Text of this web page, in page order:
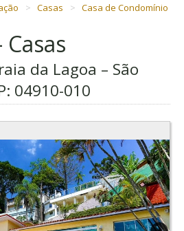
Casas Casa de Condomínio
Casas
da Lagoa – São
04910-010